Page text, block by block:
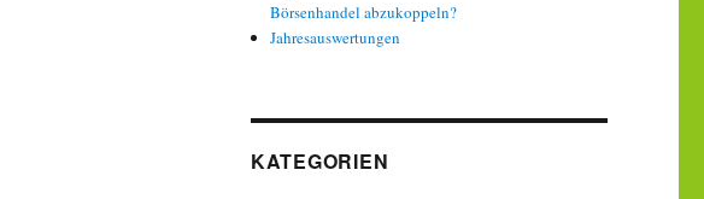
Börsenhandel abzukoppeln?
Jahresauswertungen
KATEGORIEN